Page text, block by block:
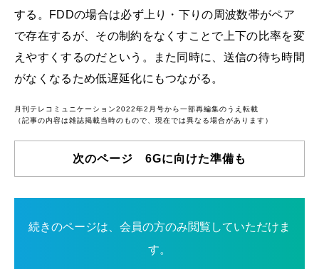
する。FDDの場合は必ず上り・下りの周波数帯がペア
で存在するが、その制約をなくすことで上下の比率を変
えやすくするのだという。また同時に、送信の待ち時間
がなくなるため低遅延化にもつながる。
月刊テレコミュニケーション2022年2月号から一部再編集のうえ転載
（記事の内容は雑誌掲載当時のもので、現在では異なる場合があります）
次のページ 6Gに向けた準備も
続きのページは、会員の方のみ閲覧していただけま
す。